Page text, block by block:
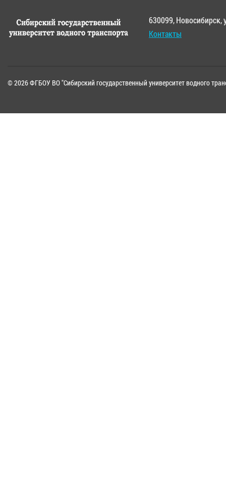
630099, Новосибирск,
Контакты
© 2026 ФГБОУ ВО "Сибирский государственный университет водного